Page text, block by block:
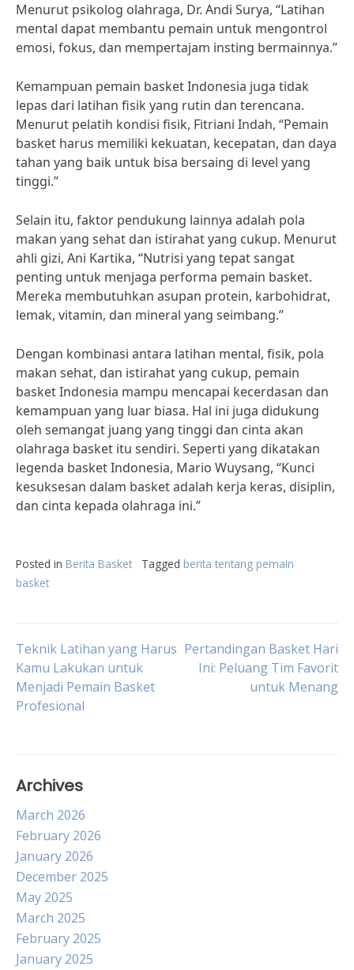
Menurut psikolog olahraga, Dr. Andi Surya, “Latihan
mental dapat membantu pemain untuk mengontrol
emosi, fokus, dan mempertajam insting bermainnya.”
Kemampuan pemain basket Indonesia juga tidak
lepas dari latihan fisik yang rutin dan terencana.
Menurut pelatih kondisi fisik, Fitriani Indah, “Pemain
basket harus memiliki kekuatan, kecepatan, dan daya
tahan yang baik untuk bisa bersaing di level yang
tinggi.”
Selain itu, faktor pendukung lainnya adalah pola
makan yang sehat dan istirahat yang cukup. Menurut
ahli gizi, Ani Kartika, “Nutrisi yang tepat sangat
penting untuk menjaga performa pemain basket.
Mereka membutuhkan asupan protein, karbohidrat,
lemak, vitamin, dan mineral yang seimbang.”
Dengan kombinasi antara latihan mental, fisik, pola
makan sehat, dan istirahat yang cukup, pemain
basket Indonesia mampu mencapai kecerdasan dan
kemampuan yang luar biasa. Hal ini juga didukung
oleh semangat juang yang tinggi dan cinta akan
olahraga basket itu sendiri. Seperti yang dikatakan
legenda basket Indonesia, Mario Wuysang, “Kunci
kesuksesan dalam basket adalah kerja keras, disiplin,
dan cinta kepada olahraga ini.”
Posted in Berita Basket Tagged berita tentang pemain
basket
Post
navigation
Teknik Latihan yang Harus
Kamu Lakukan untuk
Menjadi Pemain Basket
Profesional
Pertandingan Basket Hari
Ini: Peluang Tim Favorit
untuk Menang
Archives
March 2026
February 2026
January 2026
December 2025
May 2025
March 2025
February 2025
January 2025